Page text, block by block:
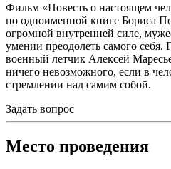
Фильм «Повесть о настоящем
по одноименной книге Бориса
огромной внутренней силе,
умении преодолеть самого себя.
военный летчик Алексей
ничего невозможного, если в
стремлении над самим собой.
Задать вопрос
Место проведения